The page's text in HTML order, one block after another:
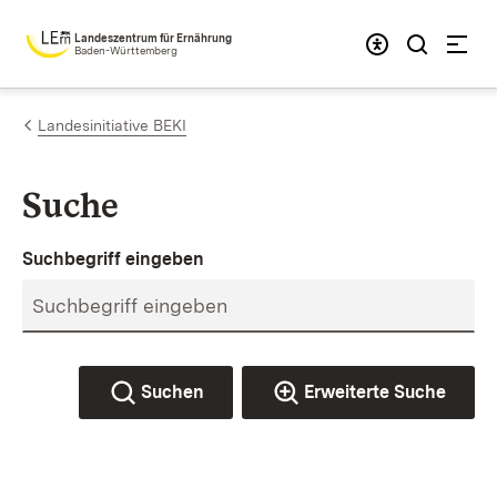
Zum Inhalt springen
Landeszentrum für Ernährung
Baden-Württemberg
Landesinitiative BEKI
Suche
Suchbegriff eingeben
Suchen Erweiterte Suche